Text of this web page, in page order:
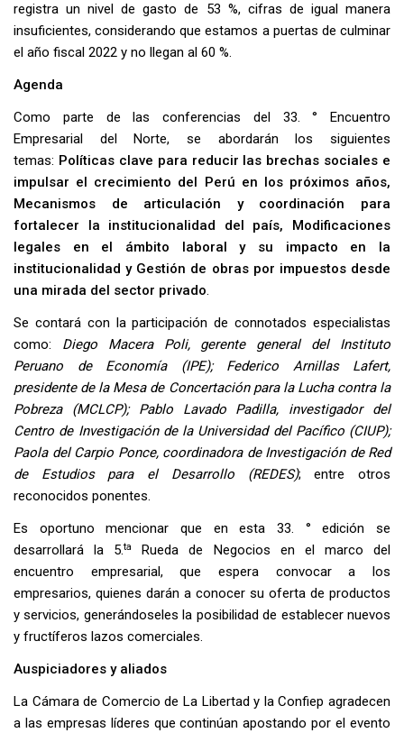
registra un nivel de gasto de 53 %, cifras de igual manera
insuficientes, considerando que estamos a puertas de culminar
el año fiscal 2022 y no llegan al 60 %.
Agenda
Como parte de las conferencias del 33. ° Encuentro
Empresarial del Norte, se abordarán los siguientes
temas: Políticas clave para reducir las brechas sociales e
impulsar el crecimiento del Perú en los próximos años,
Mecanismos de articulación y coordinación para
fortalecer la institucionalidad del país, Modificaciones
legales en el ámbito laboral y su impacto en la
institucionalidad y Gestión de obras por impuestos desde
una mirada del sector privado.
Se contará con la participación de connotados especialistas
como: Diego Macera Poli, gerente general del Instituto
Peruano de Economía (IPE); Federico Arnillas Lafert,
presidente de la Mesa de Concertación para la Lucha contra la
Pobreza (MCLCP); Pablo Lavado Padilla, investigador del
Centro de Investigación de la Universidad del Pacífico (CIUP);
Paola del Carpio Ponce, coordinadora de Investigación de Red
de Estudios para el Desarrollo (REDES); entre otros
reconocidos ponentes.
Es oportuno mencionar que en esta 33. ° edición se
desarrollará la 5.ta
Rueda de Negocios en el marco del
encuentro empresarial, que espera convocar a los
empresarios, quienes darán a conocer su oferta de productos
y servicios, generándoseles la posibilidad de establecer nuevos
y fructíferos lazos comerciales.
Auspiciadores y aliados
La Cámara de Comercio de La Libertad y la Confiep agradecen
a las empresas líderes que continúan apostando por el evento